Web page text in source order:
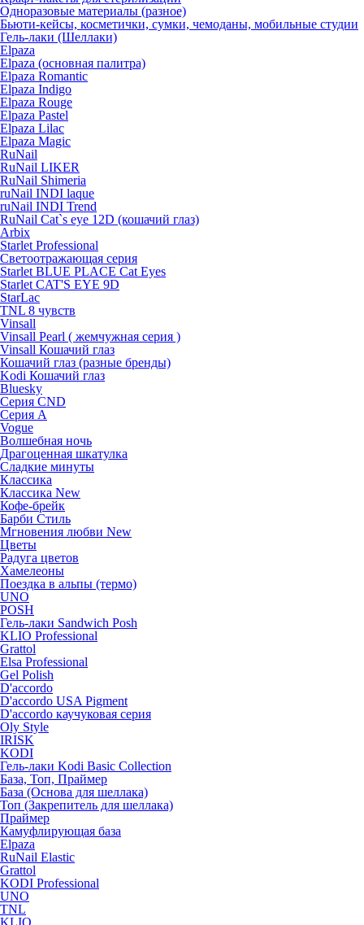
Одноразовые материалы (разное)
Бьюти-кейсы, косметички, сумки, чемоданы, мобильные студии
Гель-лаки (Шеллаки)
Elpaza
Elpaza (основная палитра)
Elpaza Romantic
Elpaza Indigo
Elpaza Rouge
Elpaza Pastel
Elpaza Lilac
Elpaza Magic
RuNail
RuNail LIKER
RuNail Shimeria
ruNail INDI laque
ruNail INDI Trend
RuNail Cat`s eye 12D (кошачий глаз)
Arbix
Starlet Professional
Светоотражающая серия
Starlet BLUE PLACE Cat Eyes
Starlet CAT'S EYE 9D
StarLac
TNL 8 чувств
Vinsall
Vinsall Pearl ( жемчужная серия )
Vinsall Кошачий глаз
Кошачий глаз (разные бренды)
Kodi Кошачий глаз
Bluesky
Серия CND
Серия А
Vogue
Волшебная ночь
Драгоценная шкатулка
Сладкие минуты
Классика
Классика New
Кофе-брейк
Барби Стиль
Мгновения любви New
Цветы
Радуга цветов
Хамелеоны
Поездка в альпы (термо)
UNO
POSH
Гель-лаки Sandwich Posh
KLIO Professional
Grattol
Elsa Professional
Gel Polish
D'accordo
D'accordo USA Pigment
D'accordo каучуковая серия
Oly Style
IRISK
KODI
Гель-лаки Kodi Basic Collection
База, Топ, Праймер
База (Основа для шеллака)
Топ (Закрепитель для шеллака)
Праймер
Камуфлирующая база
Elpaza
RuNail Elastic
Grattol
KODI Professional
UNO
TNL
KLIO